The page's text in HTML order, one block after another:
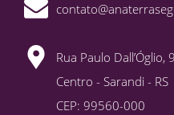
Rua Paulo Dall’Óglio,
Centro - Sarandi - RS
CEP: 99560-000